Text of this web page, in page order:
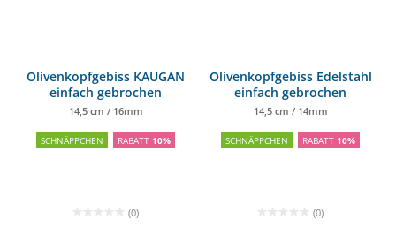
Olivenkopfgebiss KAUGAN
einfach gebrochen
14,5 cm / 16mm
SCHNÄPPCHEN RABATT 10%
(0)
Olivenkopfgebiss Edelstahl
einfach gebrochen
14,5 cm / 14mm
SCHNÄPPCHEN RABATT 10%
(0)